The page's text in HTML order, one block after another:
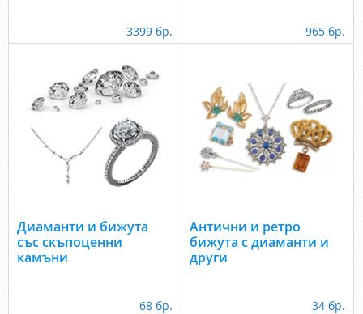
3399 бр. 965 бр.
Диаманти и бижута
със скъпоценни
камъни
68 бр.
Антични и ретро
бижута с диаманти и
други
34 бр.